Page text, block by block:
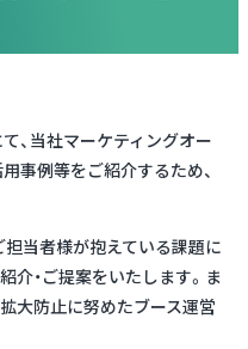
、当社マーケティングオー
事例等をご紹介するため、
当者様が抱えている課題に
介・ご提案をいたします。ま
大防止に努めたブース運営